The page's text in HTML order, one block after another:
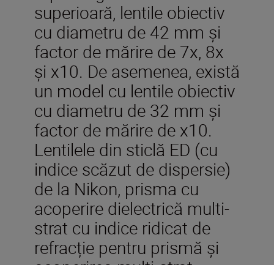
superioară, lentile obiectiv
cu diametru de 42 mm şi
factor de mărire de 7x, 8x
și x10. De asemenea, există
un model cu lentile obiectiv
cu diametru de 32 mm și
factor de mărire de x10.
Lentilele din sticlă ED (cu
indice scăzut de dispersie)
de la Nikon, prisma cu
acoperire dielectrică multi-
strat cu indice ridicat de
refracție pentru prismă şi